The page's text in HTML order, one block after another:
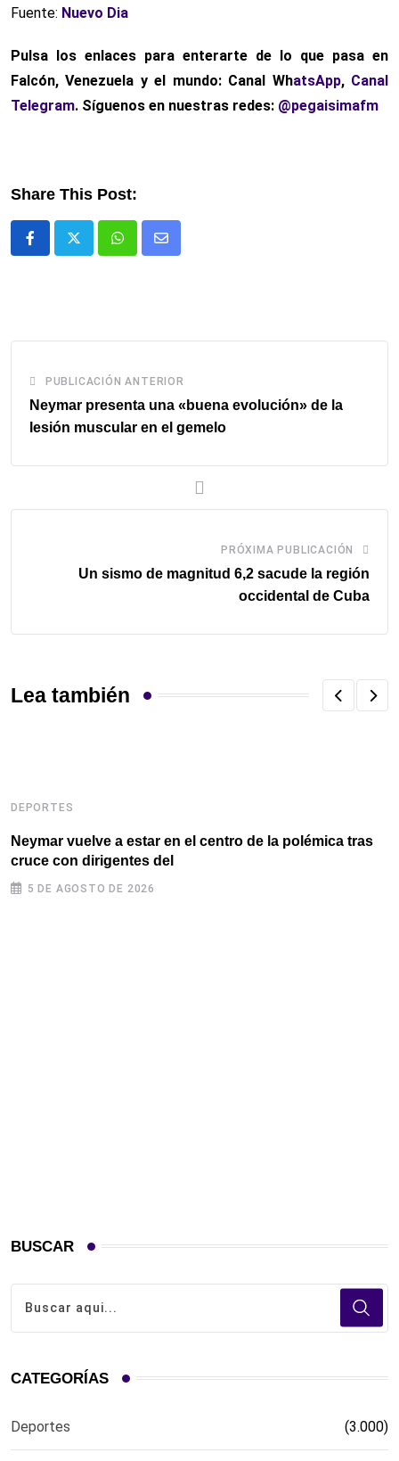
Fuente: Nuevo Dia
Pulsa los enlaces para enterarte de lo que pasa en
Falcón, Venezuela y el mundo: Canal WhatsApp, Canal
Telegram. Síguenos en nuestras redes: @pegaisimafm
Share This Post:
WhatsappComparte
PUBLICACIÓN ANTERIOR
Neymar presenta una «buena evolución» de la
lesión muscular en el gemelo
PRÓXIMA PUBLICACIÓN
Un sismo de magnitud 6,2 sacude la región
occidental de Cuba
Lea también
DEPORTES
Neymar vuelve a estar en el centro de la polémica tras
cruce con dirigentes del
5 DE AGOSTO DE 2026
BUSCAR
CATEGORÍAS
Deportes (3.000)